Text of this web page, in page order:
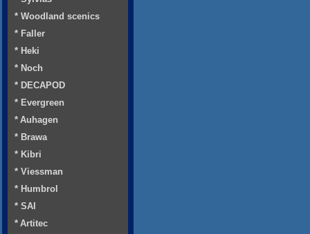
* Woodland scenics
* Faller
* Heki
* Noch
* DECAPOD
* Evergreen
* Auhagen
* Brawa
* Kibri
* Viessman
* Humbrol
* SAI
* Artitec